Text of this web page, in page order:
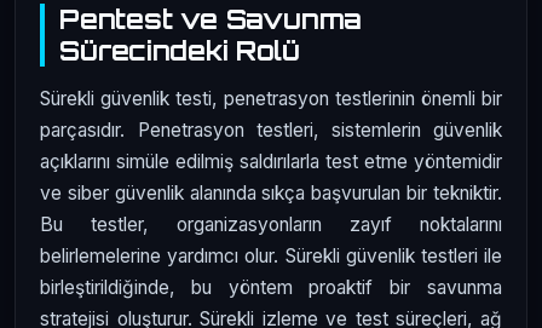
Pentest ve Savunma
Sürecindeki Rolü
Sürekli güvenlik testi, penetrasyon testlerinin önemli bir
parçasıdır. Penetrasyon testleri, sistemlerin güvenlik
açıklarını simüle edilmiş saldırılarla test etme yöntemidir
ve siber güvenlik alanında sıkça başvurulan bir tekniktir.
Bu testler, organizasyonların zayıf noktalarını
belirlemelerine yardımcı olur. Sürekli güvenlik testleri ile
birleştirildiğinde, bu yöntem proaktif bir savunma
stratejisi oluşturur. Sürekli izleme ve test süreçleri, ağ